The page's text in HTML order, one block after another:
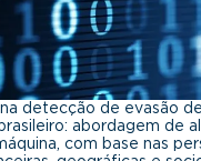
detecção de evasão
abordagem de
com base nas